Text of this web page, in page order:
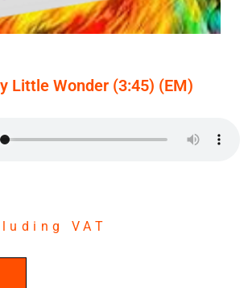
Little Wonder (3:45) (EM)
VAT